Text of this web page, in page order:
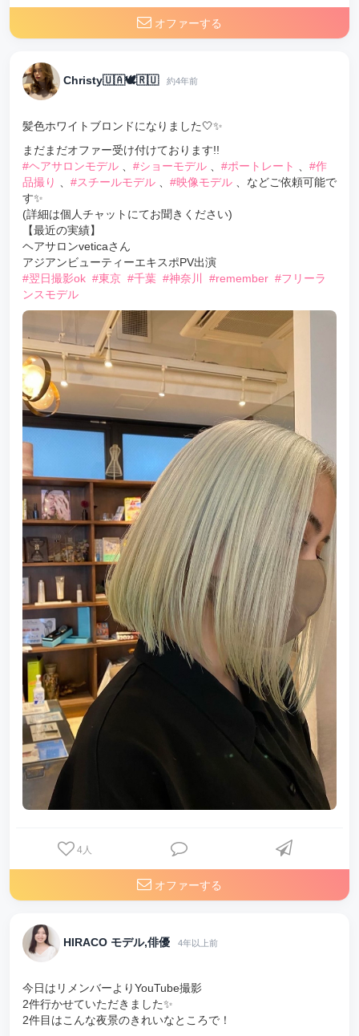
オファーする
Christy🇺🇦🕊🇷🇺 約4年前
髪色ホワイトブロンドになりました🤍✨
まだまだオファー受け付けております!!
#ヘアサロンモデル
#ショーモデル #ポートレート
#作
品撮り
#スチールモデル #映像モデル
、などご依頼可能で
す✨
(詳細は個人チャットにてお聞きください)
【最近の実績】
ヘアサロンveticaさん
アジアンビューティーエキスポPV出演
#翌日撮影ok #東京 #千葉 #神奈川 #remember #フリーラ
ンスモデル
4人
オファーする
HIRACO モデル,俳優 4年以上前
今日はリメンバーよりYouTube撮影
2件行かせていただきました✨
2件目はこんな夜景のきれいなところで！